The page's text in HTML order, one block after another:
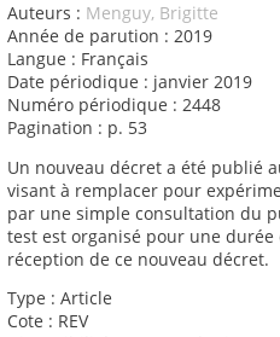
Auteurs : Menguy, Brigitte
Année de parution : 2019
Langue : Français
Date périodique : janvier 2019
Numéro périodique : 2448
Pagination : p. 53
Un nouveau décret a été publié
visant à remplacer pour
par une simple consultation du
test est organisé pour une durée
réception de ce nouveau décret.
Type : Article
Cote : REV